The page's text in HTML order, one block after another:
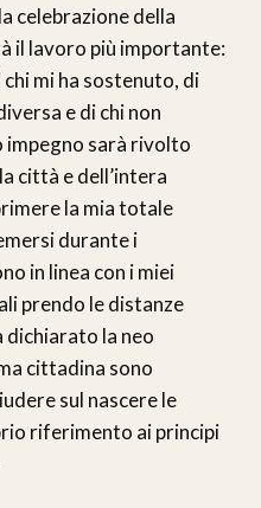
celebrazione della
il lavoro più importante:
mi ha sostenuto, di
e di chi non
impegno sarà rivolto
città e dell’intera
la mia totale
durante i
in linea con i miei
prendo le distanze
dichiarato la neo
cittadina sono
sul nascere le
riferimento ai principi